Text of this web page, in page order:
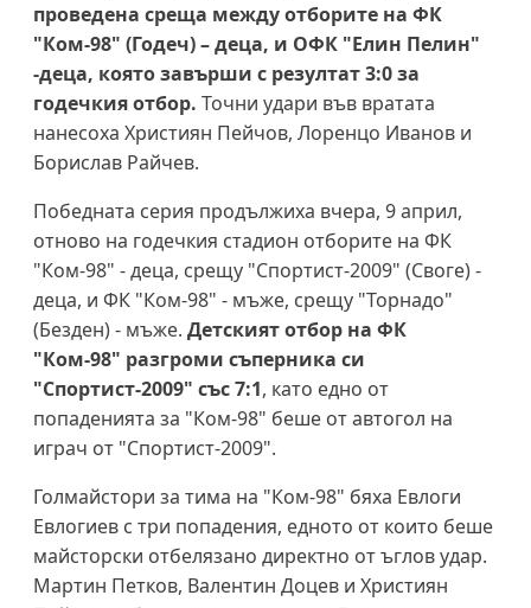
проведена среща между отборите на ФК
"Ком-98" (Годеч) – деца, и ОФК "Елин Пелин"
-деца, която завърши с резултат 3:0 за
годечкия отбор. Точни удари във вратата
нанесоха Християн Пейчов, Лоренцо Иванов и
Борислав Райчев.
Победната серия продължиха вчера, 9 април,
отново на годечкия стадион отборите на ФК
"Ком-98" - деца, срещу "Спортист-2009" (Своге) -
деца, и ФК "Ком-98" - мъже, срещу "Торнадо"
(Безден) - мъже. Детският отбор на ФК
"Ком-98" разгроми съперника си
"Спортист-2009" със 7:1, като едно от
попаденията за "Ком-98" беше от автогол на
играч от "Спортист-2009".
Голмайстори за тима на "Ком-98" бяха Евлоги
Евлогиев с три попадения, едното от които беше
майсторски отбелязано директно от ъглов удар.
Мартин Петков, Валентин Доцев и Християн